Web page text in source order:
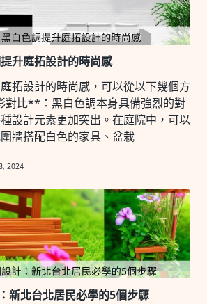
升庭拓設計的時尚感
拓設計的時尚感，可以從以下幾個方
對比**：黑白色調本身具備強烈的對
設計元素更加突出。在庭院中，可以
牆搭配白色的家具、盆栽
2024
新北台北居民必學的5個步驟